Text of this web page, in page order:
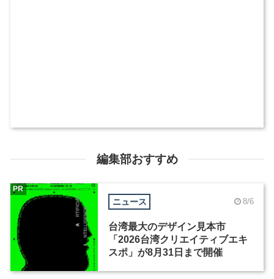
編集部おすすめ
ニュース 8/6
台湾最大のデザイン見本市
「2026台湾クリエイティブエキ
スポ」が8月31日まで開催
PR